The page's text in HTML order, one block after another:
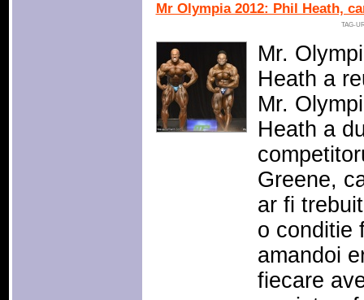
Mr Olympia 2012: Phil Heath,
TAG-
Mr.
Heath a
Mr.
Heath a
Greene,
ar fi
o conditie
amandoi
fiecare